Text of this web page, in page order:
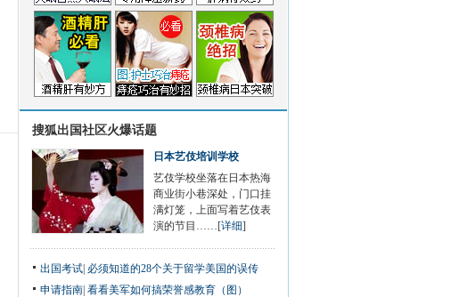
搜狐出国社区火爆话题
日本艺伎培训学校
艺伎学校坐落在日本热海
商业街小巷深处，门口挂
满灯笼，上面写着艺伎表
演的节目……[详细]
出国考试 必须知道的28个关于留学美国的误传
申请指南 看看美军如何搞荣誉感教育（图）